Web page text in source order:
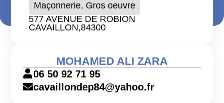
Maçonnerie, Gros oeuvre
577 AVENUE DE ROBION
CAVAILLON,84300
MOHAMED ALI ZARA
06 50 92 71 95
cavaillondep84@yahoo.fr